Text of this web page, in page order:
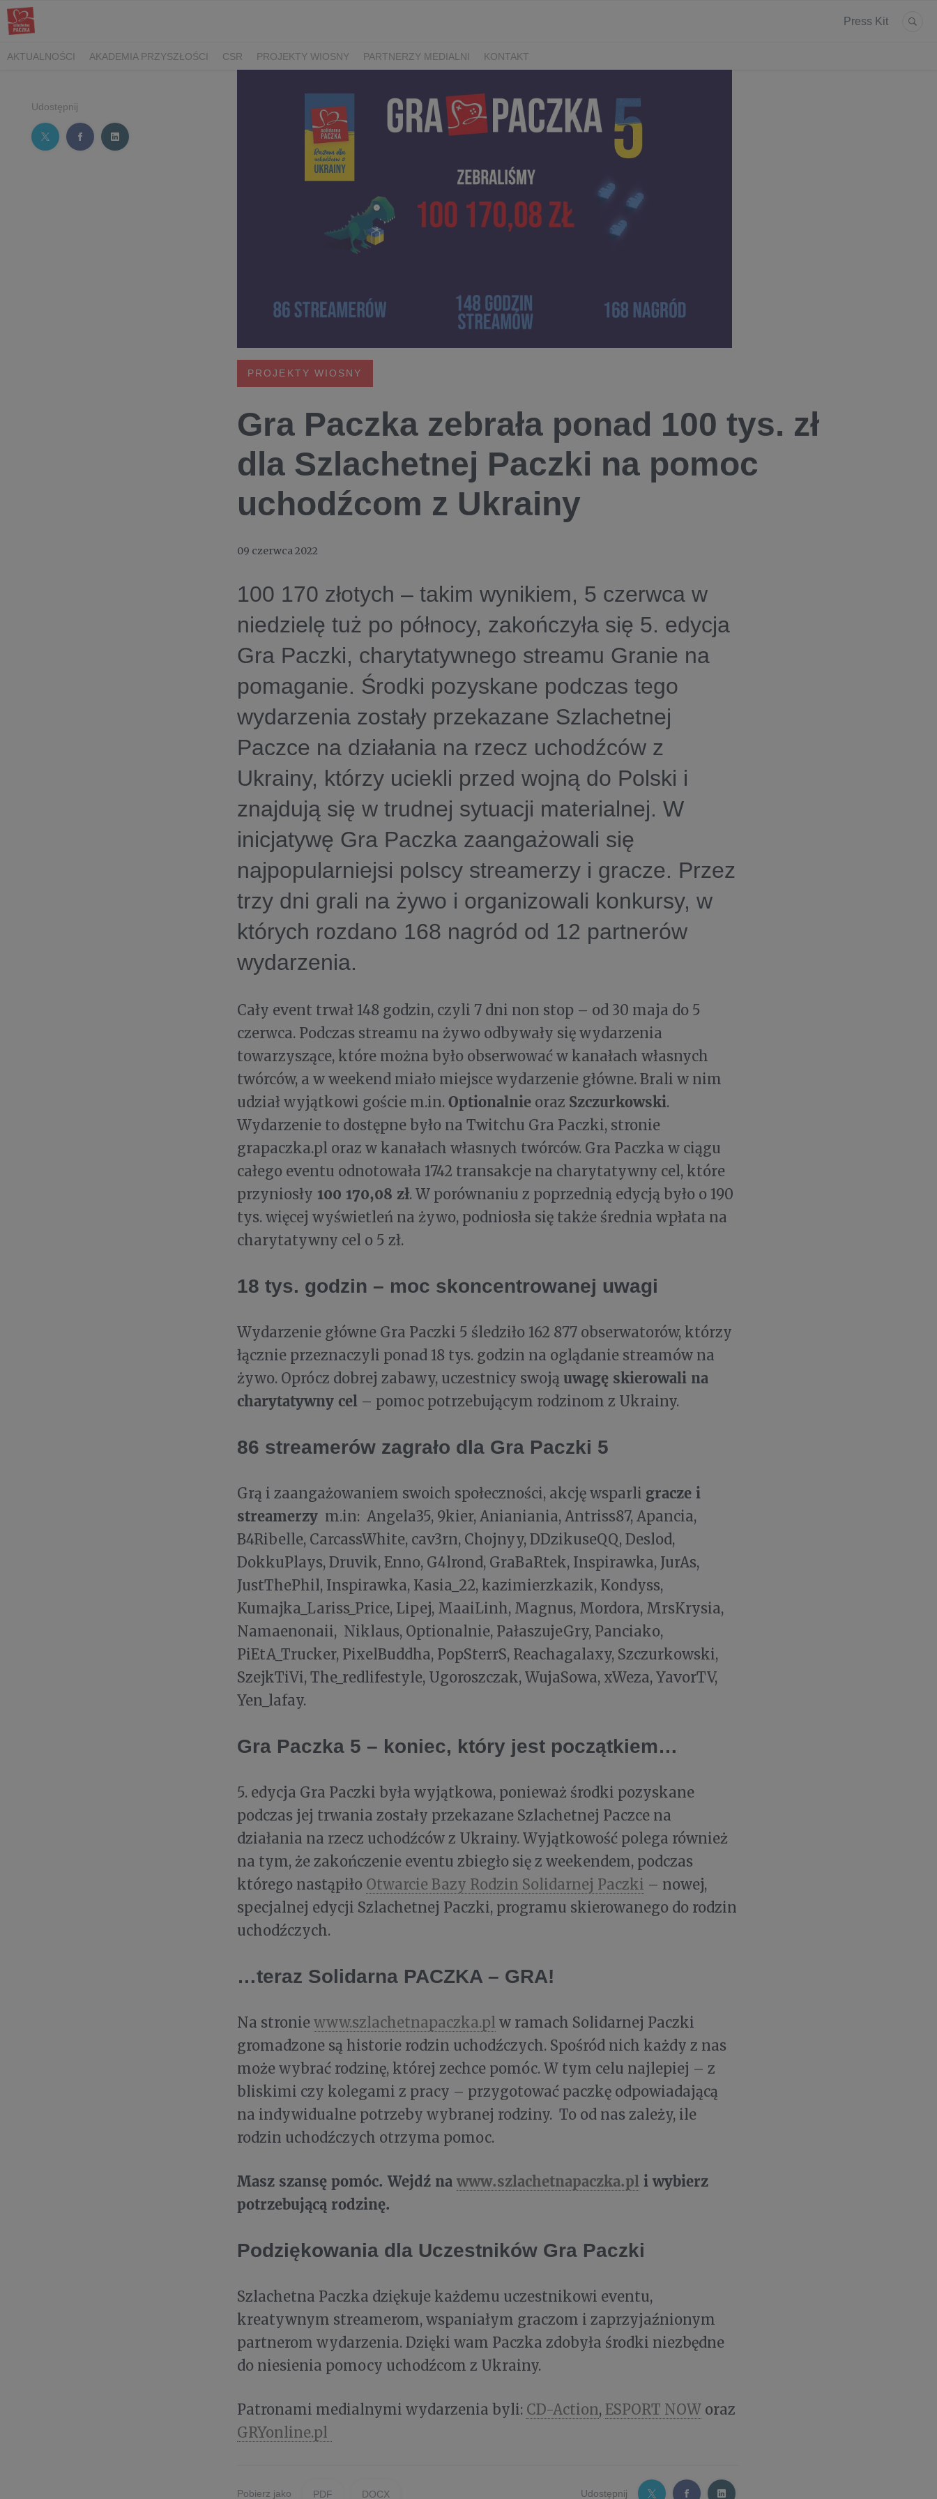
Press Kit
AKTUALNOŚCI AKADEMIA PRZYSZŁOŚCI CSR PROJEKTY WIOSNY PARTNERZY MEDIALNI KONTAKT
Udostępnij
PROJEKTY WIOSNY
Gra Paczka zebrała ponad 100 tys. zł
dla Szlachetnej Paczki na pomoc
uchodźcom z Ukrainy
09 czerwca 2022
100 170 złotych – takim wynikiem, 5 czerwca w
niedzielę tuż po północy, zakończyła się 5. edycja
Gra Paczki, charytatywnego streamu Granie na
pomaganie. Środki pozyskane podczas tego
wydarzenia zostały przekazane Szlachetnej
Paczce na działania na rzecz uchodźców z
Ukrainy, którzy uciekli przed wojną do Polski i
znajdują się w trudnej sytuacji materialnej. W
inicjatywę Gra Paczka zaangażowali się
najpopularniejsi polscy streamerzy i gracze. Przez
trzy dni grali na żywo i organizowali konkursy, w
których rozdano 168 nagród od 12 partnerów
wydarzenia.
Cały event trwał 148 godzin, czyli 7 dni non stop – od 30 maja do 5
czerwca. Podczas streamu na żywo odbywały się wydarzenia
towarzyszące, które można było obserwować w kanałach własnych
twórców, a w weekend miało miejsce wydarzenie główne. Brali w nim
udział wyjątkowi goście m.in. Optionalnie oraz Szczurkowski.
Wydarzenie to dostępne było na Twitchu Gra Paczki, stronie
grapaczka.pl oraz w kanałach własnych twórców. Gra Paczka w ciągu
całego eventu odnotowała 1742 transakcje na charytatywny cel, które
przyniosły 100 170,08 zł. W porównaniu z poprzednią edycją było o 190
tys. więcej wyświetleń na żywo, podniosła się także średnia wpłata na
charytatywny cel o 5 zł.
18 tys. godzin – moc skoncentrowanej uwagi
Wydarzenie główne Gra Paczki 5 śledziło 162 877 obserwatorów, którzy
łącznie przeznaczyli ponad 18 tys. godzin na oglądanie streamów na
żywo. Oprócz dobrej zabawy, uczestnicy swoją uwagę skierowali na
charytatywny cel – pomoc potrzebującym rodzinom z Ukrainy.
86 streamerów zagrało dla Gra Paczki 5
Grą i zaangażowaniem swoich społeczności, akcję wsparli gracze i
streamerzy m.in: Angela35, 9kier, Anianiania, Antriss87, Apancia,
B4Ribelle, CarcassWhite, cav3rn, Chojnyy, DDzikuseQQ, Deslod,
DokkuPlays, Druvik, Enno, G4lrond, GraBaRtek, Inspirawka, JurAs,
JustThePhil, Inspirawka, Kasia_22, kazimierzkazik, Kondyss,
Kumajka_Lariss_Price, Lipej, MaaiLinh, Magnus, Mordora, MrsKrysia,
Namaenonaii, Niklaus, Optionalnie, PałaszujeGry, Panciako,
PiEtA_Trucker, PixelBuddha, PopSterrS, Reachagalaxy, Szczurkowski,
SzejkTiVi, The_redlifestyle, Ugoroszczak, WujaSowa, xWeza, YavorTV,
Yen_lafay.
Gra Paczka 5 – koniec, który jest początkiem…
5. edycja Gra Paczki była wyjątkowa, ponieważ środki pozyskane
podczas jej trwania zostały przekazane Szlachetnej Paczce na
działania na rzecz uchodźców z Ukrainy. Wyjątkowość polega również
na tym, że zakończenie eventu zbiegło się z weekendem, podczas
którego nastąpiło Otwarcie Bazy Rodzin Solidarnej Paczki – nowej,
specjalnej edycji Szlachetnej Paczki, programu skierowanego do rodzin
uchodźczych.
…teraz Solidarna PACZKA – GRA!
Na stronie www.szlachetnapaczka.pl w ramach Solidarnej Paczki
gromadzone są historie rodzin uchodźczych. Spośród nich każdy z nas
może wybrać rodzinę, której zechce pomóc. W tym celu najlepiej – z
bliskimi czy kolegami z pracy – przygotować paczkę odpowiadającą
na indywidualne potrzeby wybranej rodziny. To od nas zależy, ile
rodzin uchodźczych otrzyma pomoc.
Masz szansę pomóc. Wejdź na www.szlachetnapaczka.pl i wybierz
potrzebującą rodzinę.
Podziękowania dla Uczestników Gra Paczki
Szlachetna Paczka dziękuje każdemu uczestnikowi eventu,
kreatywnym streamerom, wspaniałym graczom i zaprzyjaźnionym
partnerom wydarzenia. Dzięki wam Paczka zdobyła środki niezbędne
do niesienia pomocy uchodźcom z Ukrainy.
Patronami medialnymi wydarzenia byli: CD-Action, ESPORT NOW oraz
GRYonline.pl
Pobierz jako PDF DOCX Udostępnij